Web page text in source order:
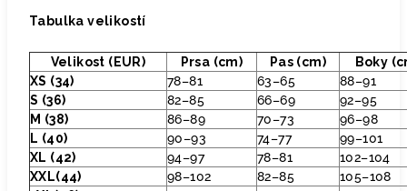
Tabulka velikostí
Velikost (EUR) Prsa (cm) Pas (cm)
Boky
XS (34)
78–81 63–65
88–91
S (36)
82–85 66–69
92–95
M (38)
86–89 70–73
96–98
L (40)
90–93 74–77
99–101
XL (42)
94–97 78–81
102–104
XXL(44)
98–102 82–85
105–108